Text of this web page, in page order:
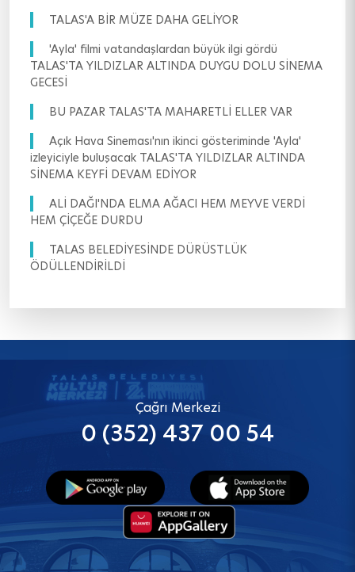
TALAS'A BİR MÜZE DAHA GELİYOR
'Ayla' filmi vatandaşlardan büyük ilgi gördü
TALAS'TA YILDIZLAR ALTINDA DUYGU DOLU SİNEMA
GECESİ
BU PAZAR TALAS'TA MAHARETLİ ELLER VAR
Açık Hava Sineması'nın ikinci gösteriminde 'Ayla'
izleyiciyle buluşacak TALAS'TA YILDIZLAR ALTINDA
SİNEMA KEYFİ DEVAM EDİYOR
ALİ DAĞI'NDA ELMA AĞACI HEM MEYVE VERDİ
HEM ÇİÇEĞE DURDU
TALAS BELEDİYESİNDE DÜRÜSTLÜK
ÖDÜLLENDİRİLDİ
Çağrı Merkezi
0 (352) 437 00 54